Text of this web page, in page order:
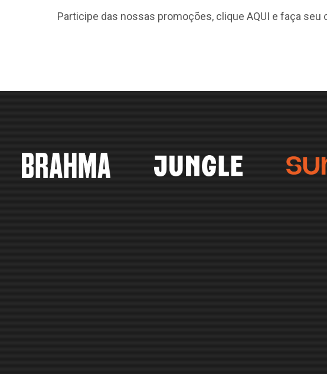
Participe das nossas promoções, clique AQUI e faça seu